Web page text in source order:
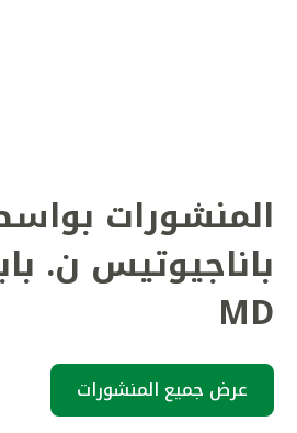
المنشورات
باناجيوتيس ن.
MD
عرض جميع المنشورات